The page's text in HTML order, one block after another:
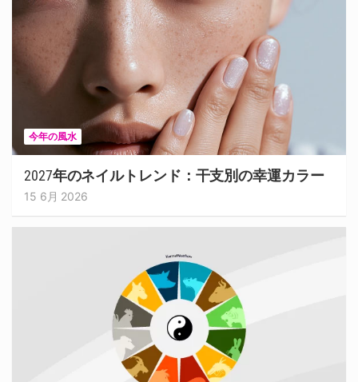
今年の風水
2027年のネイルトレンド：干支別の幸運カラー
15 6月 2026